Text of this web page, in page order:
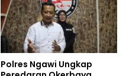
Polres Ngawi Ungkap